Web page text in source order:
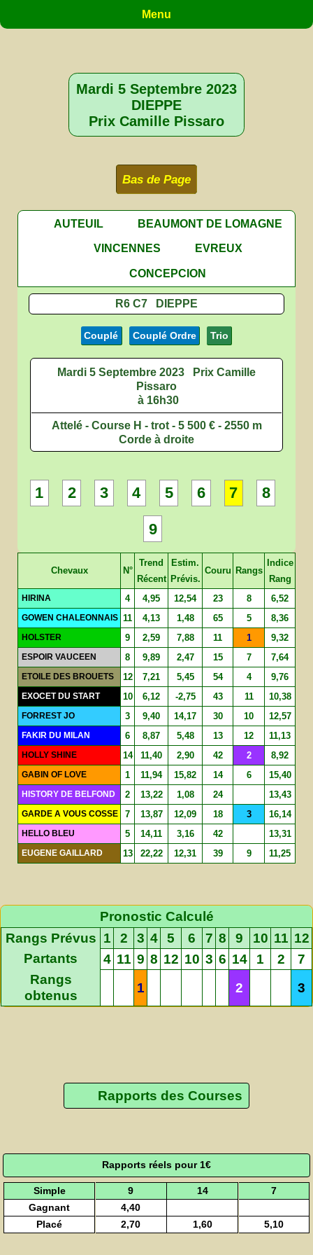
Menu
Mardi 5 Septembre 2023
DIEPPE
Prix Camille Pissaro
Bas de Page
AUTEUIL
BEAUMONT DE LOMAGNE
VINCENNES
EVREUX
CONCEPCION
R6 C7 DIEPPE
Couplé Couplé Ordre Trio
Mardi 5 Septembre 2023
Prix Camille
Pissaro
à 16h30
Attelé - Course H - trot - 5 500 € - 2550 m
Corde à droite
1 2 3 4 5 6 7 8
9
Chevaux N°
Trend
Récent
Estim.
Prévis.
Couru Rangs
Indice
Rang
HIRINA 4 4,95 12,54 23 8 6,52
GOWEN CHALEONNAIS 11 4,13 1,48 65 5 8,36
HOLSTER 9 2,59 7,88 11 1 9,32
ESPOIR VAUCEEN 8 9,89 2,47 15 7 7,64
ETOILE DES BROUETS 12 7,21 5,45 54 4 9,76
EXOCET DU START 10 6,12 -2,75 43 11 10,38
FORREST JO 3 9,40 14,17 30 10 12,57
FAKIR DU MILAN 6 8,87 5,48 13 12 11,13
HOLLY SHINE 14 11,40 2,90 42 2 8,92
GABIN OF LOVE 1 11,94 15,82 14 6 15,40
HISTORY DE BELFOND 2 13,22 1,08 24 13,43
GARDE A VOUS COSSE 7 13,87 12,09 18 3 16,14
HELLO BLEU 5 14,11 3,16 42 13,31
EUGENE GAILLARD 13 22,22 12,31 39 9 11,25
Pronostic Calculé
Rangs Prévus 1 2 3 4 5 6 7 8 9 10 11 12
Partants
4 11 9 8 12 10 3 6 14 1 2
7
Rangs
obtenus
1 2 3
Rapports des Courses
Rapports réels pour 1€
Simple 9 14
7
Gagnant
4,40
Placé
2,70 1,60 5,10